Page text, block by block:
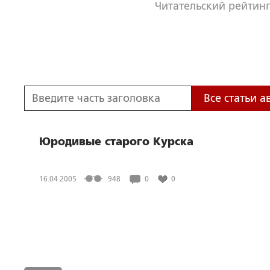
Читательский
Все статьи
Юродивые старого Курска
16.04.2005 948 0 0